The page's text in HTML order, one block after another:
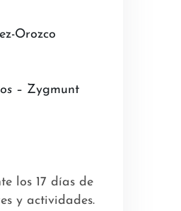
Orozco
– Zygmunt
los 17 días de
y actividades.